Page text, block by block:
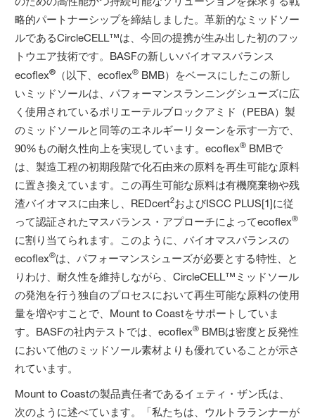
略的パートナーシップを締結しました。革新的なミッドソー
ルであるCircleCELL™は、今回の提携が生み出した初のフッ
トウエア技術です。BASFの新しいバイオマスバランス
ecoflex® （以下、ecoflex® BMB）をベースにしたこの新し
いミッドソールは、パフォーマンスランニングシューズに広
く使用されているポリエーテルブロックアミド（PEBA）製
のミッドソールと同等のエネルギーリターンを示す一方で、
90%もの耐久性向上を実現しています。ecoflex® BMBで
は、製造工程の初期段階で化石由来の原料を再生可能な原料
に置き換えています。この再生可能な原料は有機廃棄物や残
渣バイオマスに由来し、REDcert2およびISCC PLUS[1]に従
って認証されたマスバランス・アプローチによってecoflex®
に割り当てられます。このように、バイオマスバランスの
ecoflex®は、パフォーマンスシューズが必要とする特性、と
りわけ、耐久性を維持しながら、CircleCELL™ミッドソール
の発泡を行う独自のプロセスにおいて再生可能な原料の使用
量を増やすことで、Mount to Coastをサポートしていま
す。BASFの社内テストでは、ecoflex® BMBは密度と反発性
において他のミッドソール素材よりも優れていることが示さ
れています。
Mount to Coastの製品責任者であるイェティ・ザン氏は、
次のように述べています。「私たちは、ウルトラランナーが